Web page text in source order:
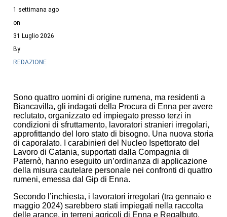
1 settimana ago
on
31 Luglio 2026
By
REDAZIONE
Sono quattro uomini di origine rumena, ma residenti a
Biancavilla, gli indagati della Procura di Enna per avere
reclutato, organizzato ed impiegato presso terzi in
condizioni di sfruttamento, lavoratori stranieri irregolari,
approfittando del loro stato di bisogno. Una nuova storia
di caporalato. I carabinieri del Nucleo Ispettorato del
Lavoro di Catania, supportati dalla Compagnia di
Paternò, hanno eseguito un’ordinanza di applicazione
della misura cautelare personale nei confronti di quattro
rumeni, emessa dal Gip di Enna.
Secondo l’inchiesta, i lavoratori irregolari (tra gennaio e
maggio 2024) sarebbero stati impiegati nella raccolta
delle arance, in terreni agricoli di Enna e Regalbuto,